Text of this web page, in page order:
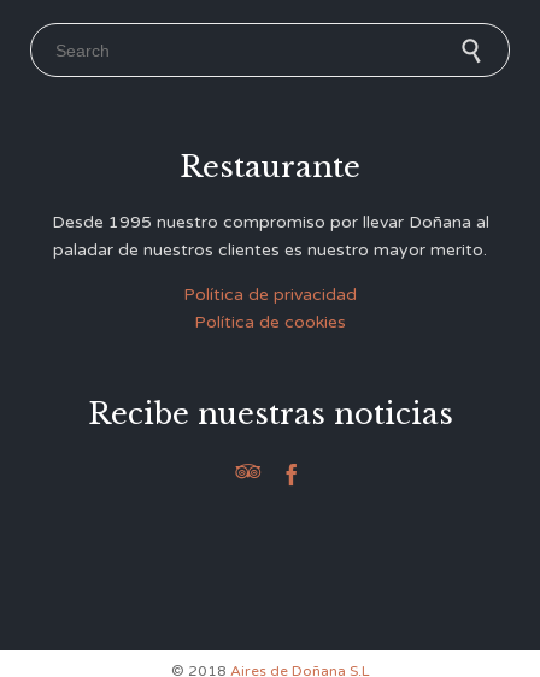
Search for:
Restaurante
Desde 1995 nuestro compromiso por llevar Doñana al
paladar de nuestros clientes es nuestro mayor merito.
Política de privacidad
Política de cookies
Recibe nuestras noticias
 
© 2018 Aires de Doñana S.L